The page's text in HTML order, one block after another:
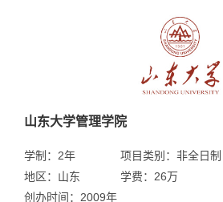
山东
广州
山东大学管理学院
学制：2年
地区：山东
项目类别：非全日制
学费：26万
创办时间：2009年